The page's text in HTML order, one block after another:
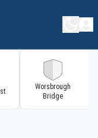
Worsbrough
Bridge